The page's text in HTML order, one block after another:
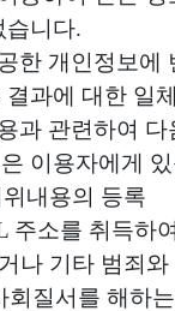
습니다.
한 개인정보
과에 대한 일
과 관련하여
이용자에게
내용의 등록
주소를 취득하
나 기타 범죄
회질서를 해하